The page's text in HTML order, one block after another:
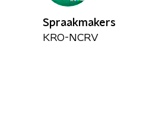
Spraakmakers
KRO-NCRV